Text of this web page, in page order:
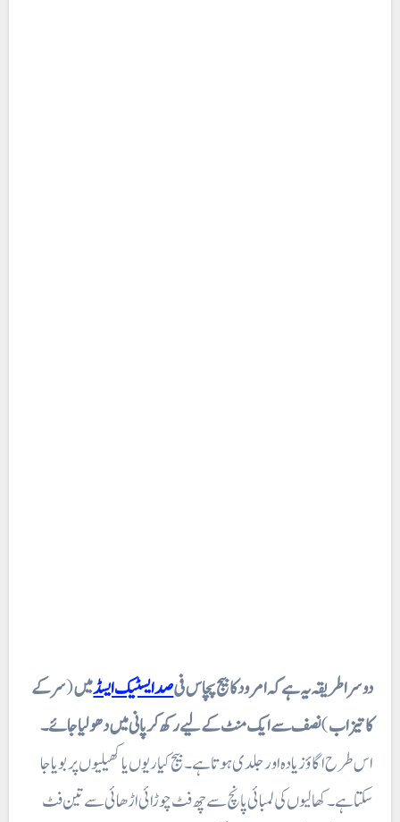
دوسرا طریقہ یہ ہے کہ امرود کا بیج پچاس فیصد ایسٹیک ایسڈمیں(سرکے
کا تیزاب)نصف سے ایک منٹ کے لیے رکھ کر پانی میں دھولیا جائے ۔
اس طرح اگاؤ زیادہ اور جلدی ہوتا ہے۔ بیج کیاریوں یا کھیلیوں پر بویا جا
سکتا ہے۔ کھالیوں کی لمبائی پانچ سے چھ فٹ چوڑائی اڑھائی سے تین فٹ